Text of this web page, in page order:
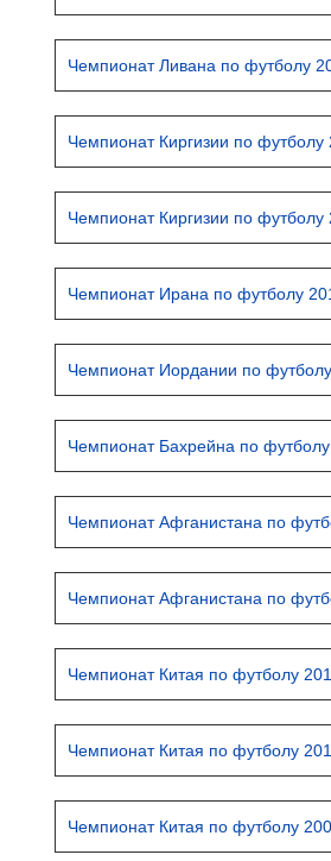
Чемпионат Ливана по футболу
Чемпионат Киргизии по футболу
Чемпионат Киргизии по футболу
Чемпионат Ирана по футболу
Чемпионат Иордании по
Чемпионат Бахрейна по
Чемпионат Афганистана по
Чемпионат Афганистана по
Чемпионат Китая по футболу
Чемпионат Китая по футболу
Чемпионат Китая по футболу